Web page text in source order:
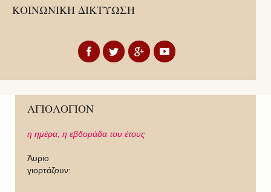
ΚΟΙΝΩΝΙΚΗ ΔΙΚΤΥΩΣΗ
ΑΓΙΟΛΟΓΙΟΝ
η ημέρα, η εβδομάδα του έτους
Άυριο
γιορτάζουν: